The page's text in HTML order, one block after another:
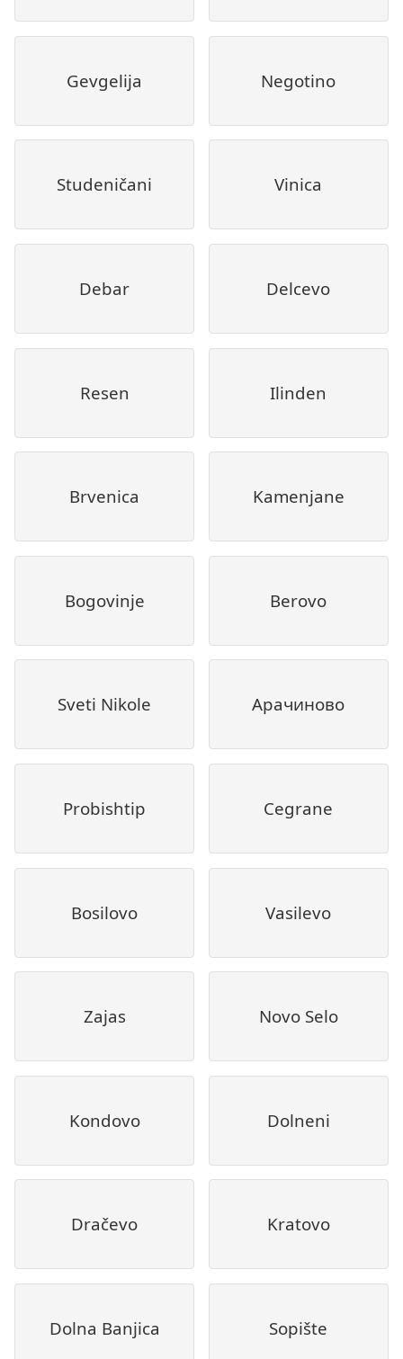
Gevgelija Negotino
Studeničani Vinica
Debar Delcevo
Resen Ilinden
Brvenica Kamenjane
Bogovinje Berovo
Sveti Nikole Арачиново
Probishtip Cegrane
Bosilovo Vasilevo
Zajas Novo Selo
Kondovo Dolneni
Dračevo Kratovo
Dolna Banjica Sopište